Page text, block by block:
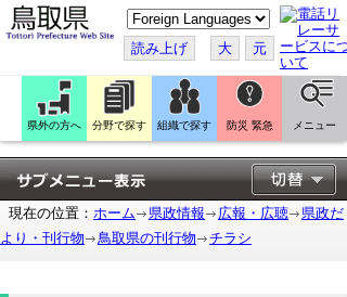
こ
の
ペ
ー
ジ
翻
訳
す
る
読み上げ 大 元
県外の方へ 分野で探す 組織で探す 防災 緊急 メニュー
現在の位置： ホーム 県政情報 広報・広聴
県政だ
より・刊行物
鳥取県の刊行物 チラシ